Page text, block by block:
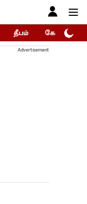
தீபம் கோகுலம்/
Advertisement